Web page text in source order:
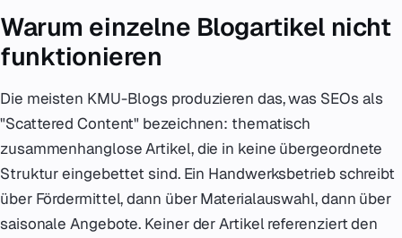
Warum einzelne Blogartikel nicht
funktionieren
Die meisten KMU-Blogs produzieren das, was SEOs als
"Scattered Content" bezeichnen: thematisch
zusammenhanglose Artikel, die in keine übergeordnete
Struktur eingebettet sind. Ein Handwerksbetrieb schreibt
über Fördermittel, dann über Materialauswahl, dann über
saisonale Angebote. Keiner der Artikel referenziert den